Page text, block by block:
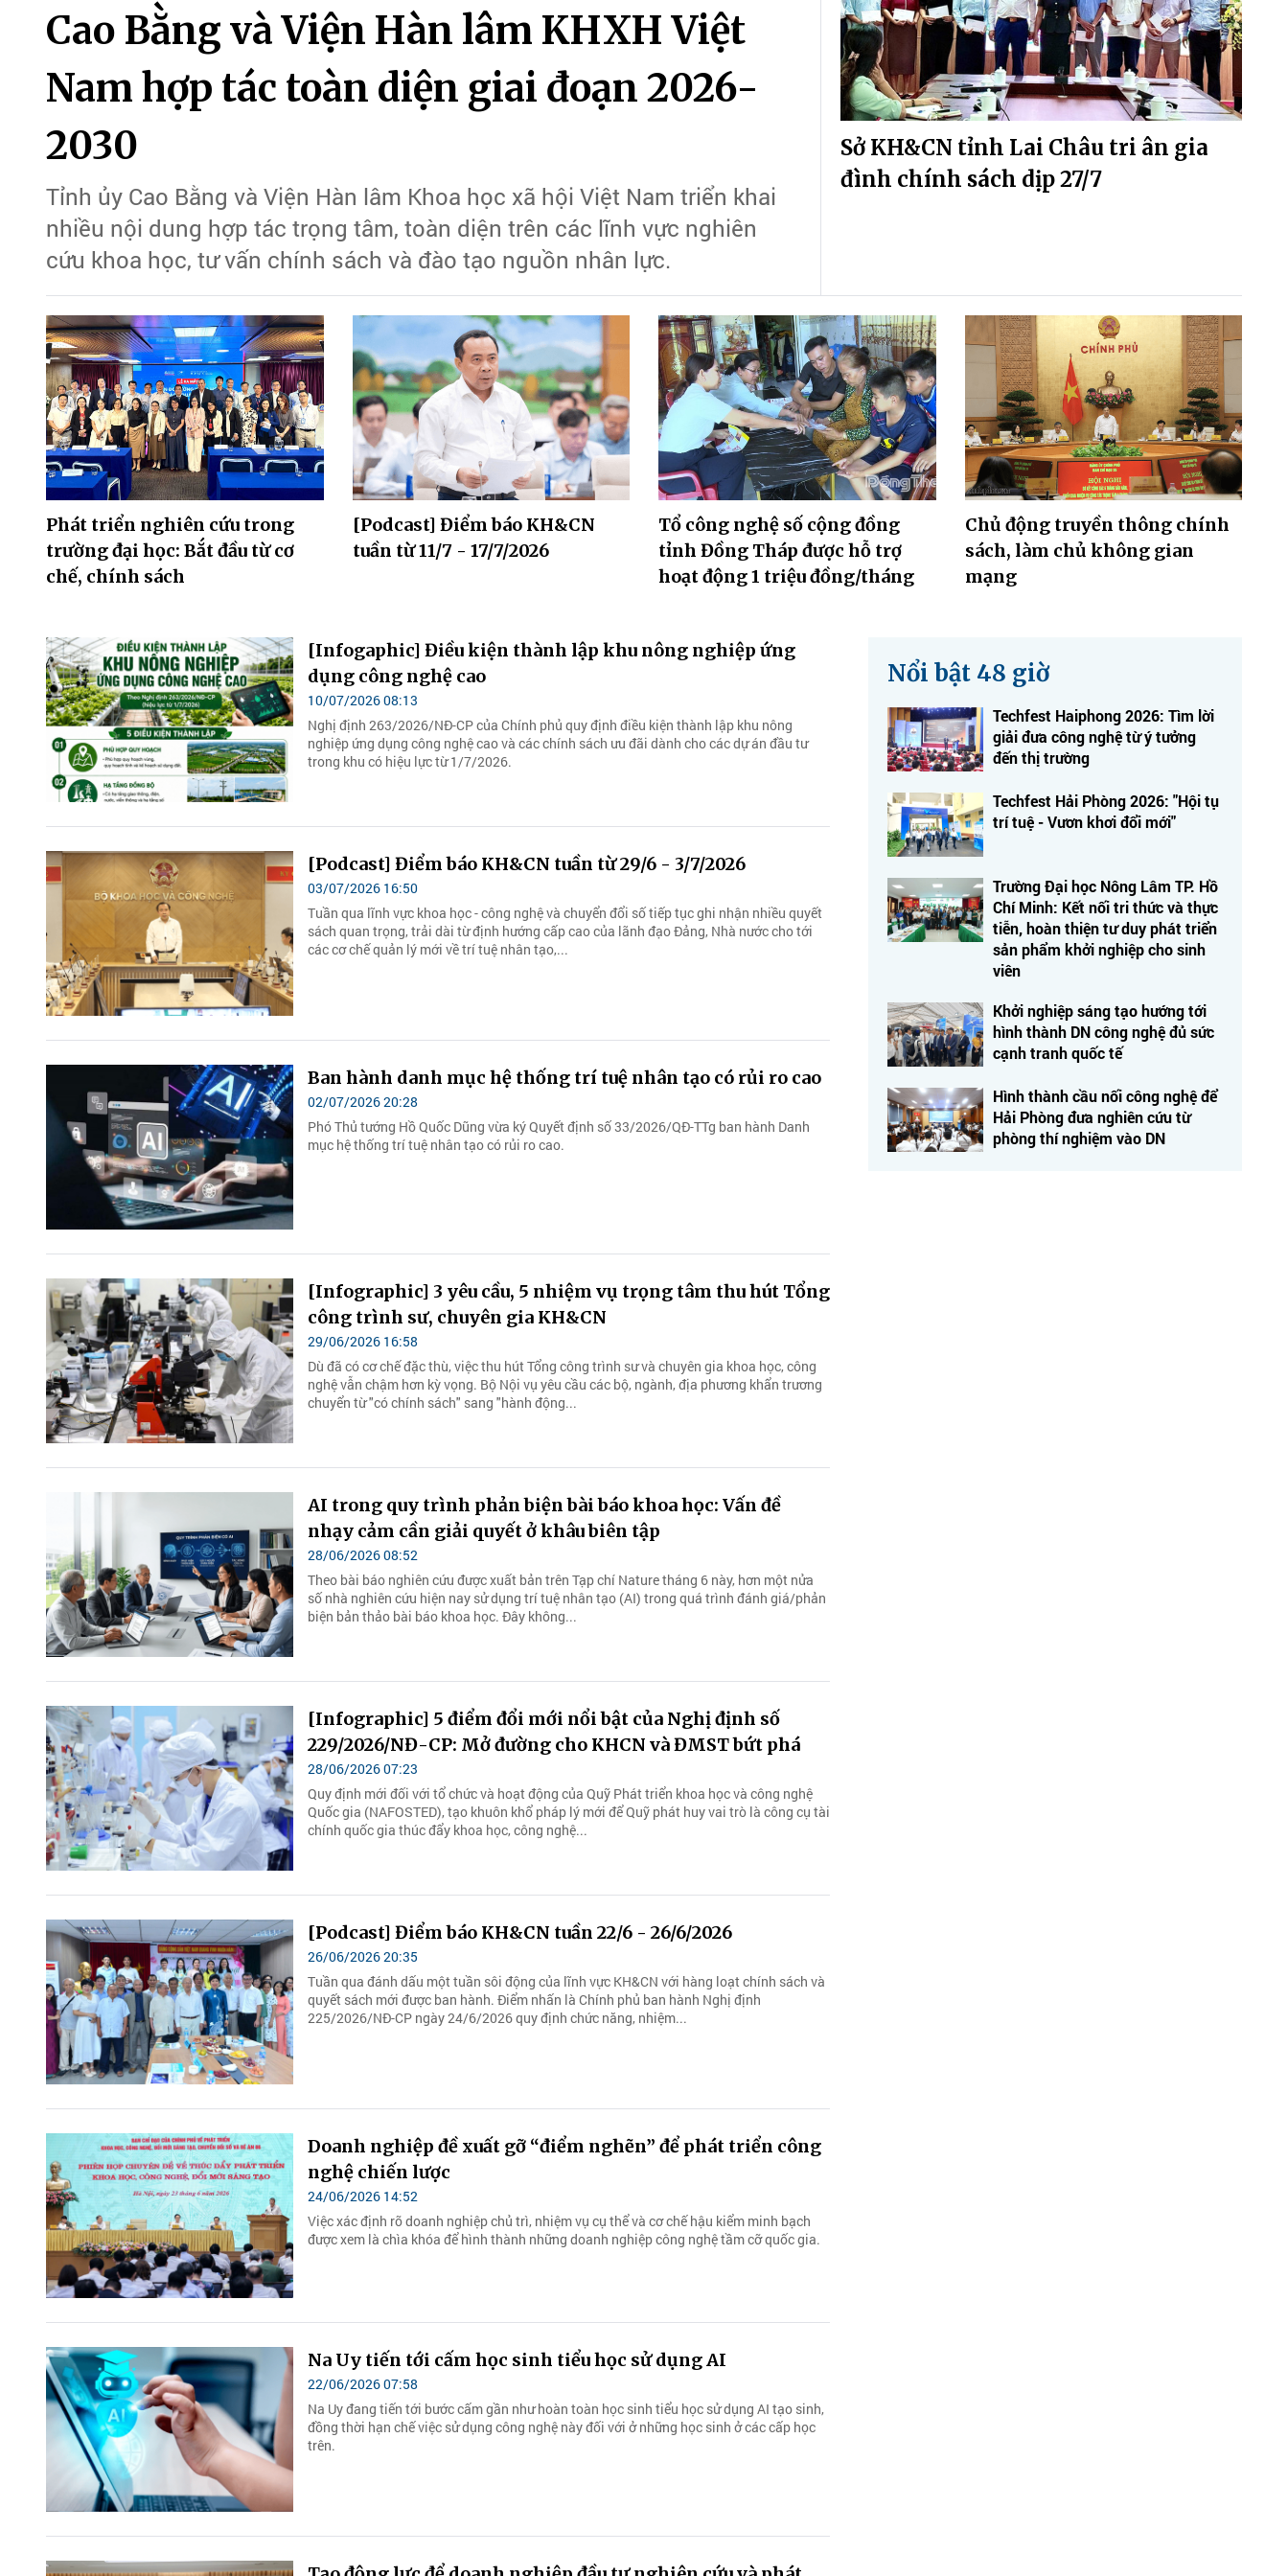
Cao Bằng và Viện Hàn lâm KHXH Việt
Nam hợp tác toàn diện giai đoạn 2026-
2030
Tỉnh ủy Cao Bằng và Viện Hàn lâm Khoa học xã hội Việt Nam triển khai
nhiều nội dung hợp tác trọng tâm, toàn diện trên các lĩnh vực nghiên
cứu khoa học, tư vấn chính sách và đào tạo nguồn nhân lực.
Sở KH&CN tỉnh Lai Châu tri ân gia
đình chính sách dịp 27/7
Phát triển nghiên cứu trong
trường đại học: Bắt đầu từ cơ
chế, chính sách
[Podcast] Điểm báo KH&CN
tuần từ 11/7 - 17/7/2026
Tổ công nghệ số cộng đồng
tỉnh Đồng Tháp được hỗ trợ
hoạt động 1 triệu đồng/tháng
Chủ động truyền thông chính
sách, làm chủ không gian
mạng
[Infogaphic] Điều kiện thành lập khu nông nghiệp ứng
dụng công nghệ cao
10/07/2026 08:13
Nghị định 263/2026/NĐ-CP của Chính phủ quy định điều kiện thành lập khu nông
nghiệp ứng dụng công nghệ cao và các chính sách ưu đãi dành cho các dự án đầu tư
trong khu có hiệu lực từ 1/7/2026.
[Podcast] Điểm báo KH&CN tuần từ 29/6 - 3/7/2026
03/07/2026 16:50
Tuần qua lĩnh vực khoa học - công nghệ và chuyển đổi số tiếp tục ghi nhận nhiều quyết
sách quan trọng, trải dài từ định hướng cấp cao của lãnh đạo Đảng, Nhà nước cho tới
các cơ chế quản lý mới về trí tuệ nhân tạo,...
Ban hành danh mục hệ thống trí tuệ nhân tạo có rủi ro cao
02/07/2026 20:28
Phó Thủ tướng Hồ Quốc Dũng vừa ký Quyết định số 33/2026/QĐ-TTg ban hành Danh
mục hệ thống trí tuệ nhân tạo có rủi ro cao.
[Infographic] 3 yêu cầu, 5 nhiệm vụ trọng tâm thu hút Tổng
công trình sư, chuyên gia KH&CN
29/06/2026 16:58
Dù đã có cơ chế đặc thù, việc thu hút Tổng công trình sư và chuyên gia khoa học, công
nghệ vẫn chậm hơn kỳ vọng. Bộ Nội vụ yêu cầu các bộ, ngành, địa phương khẩn trương
chuyển từ "có chính sách" sang "hành động...
AI trong quy trình phản biện bài báo khoa học: Vấn đề
nhạy cảm cần giải quyết ở khâu biên tập
28/06/2026 08:52
Theo bài báo nghiên cứu được xuất bản trên Tạp chí Nature tháng 6 này, hơn một nửa
số nhà nghiên cứu hiện nay sử dụng trí tuệ nhân tạo (AI) trong quá trình đánh giá/phản
biện bản thảo bài báo khoa học. Đây không...
[Infographic] 5 điểm đổi mới nổi bật của Nghị định số
229/2026/NĐ-CP: Mở đường cho KHCN và ĐMST bứt phá
28/06/2026 07:23
Quy định mới đối với tổ chức và hoạt động của Quỹ Phát triển khoa học và công nghệ
Quốc gia (NAFOSTED), tạo khuôn khổ pháp lý mới để Quỹ phát huy vai trò là công cụ tài
chính quốc gia thúc đẩy khoa học, công nghệ...
[Podcast] Điểm báo KH&CN tuần 22/6 - 26/6/2026
26/06/2026 20:35
Tuần qua đánh dấu một tuần sôi động của lĩnh vực KH&CN với hàng loạt chính sách và
quyết sách mới được ban hành. Điểm nhấn là Chính phủ ban hành Nghị định
225/2026/NĐ-CP ngày 24/6/2026 quy định chức năng, nhiệm...
Doanh nghiệp đề xuất gỡ “điểm nghẽn” để phát triển công
nghệ chiến lược
24/06/2026 14:52
Việc xác định rõ doanh nghiệp chủ trì, nhiệm vụ cụ thể và cơ chế hậu kiểm minh bạch
được xem là chìa khóa để hình thành những doanh nghiệp công nghệ tầm cỡ quốc gia.
Na Uy tiến tới cấm học sinh tiểu học sử dụng AI
22/06/2026 07:58
Na Uy đang tiến tới bước cấm gần như hoàn toàn học sinh tiểu học sử dụng AI tạo sinh,
đồng thời hạn chế việc sử dụng công nghệ này đối với ở những học sinh ở các cấp học
trên.
Nổi bật 48 giờ
Techfest Haiphong 2026: Tìm lời
giải đưa công nghệ từ ý tưởng
đến thị trường
Techfest Hải Phòng 2026: "Hội tụ
trí tuệ - Vươn khơi đổi mới"
Trường Đại học Nông Lâm TP. Hồ
Chí Minh: Kết nối tri thức và thực
tiễn, hoàn thiện tư duy phát triển
sản phẩm khởi nghiệp cho sinh
viên
Khởi nghiệp sáng tạo hướng tới
hình thành DN công nghệ đủ sức
cạnh tranh quốc tế
Hình thành cầu nối công nghệ để
Hải Phòng đưa nghiên cứu từ
phòng thí nghiệm vào DN